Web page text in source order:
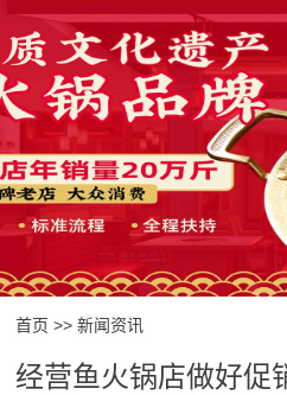
首页 >>新闻资讯
经营鱼火锅店做好促